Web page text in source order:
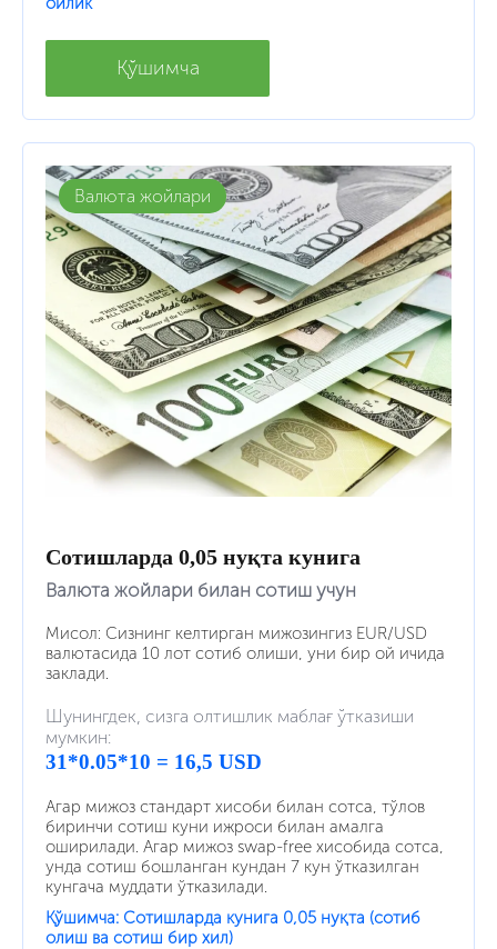
Қўшимча
Валюта жойлари
Сотишларда 0,05 нуқта кунига
Валюта жойлари билан сотиш учун
Мисол: Сизнинг келтирган мижозингиз EUR/USD
валютасида 10 лот сотиб олиши, уни бир ой ичида
заклади.
Шунингдек, сизга олтишлик маблағ ўтказиши
мумкин:
31*0.05*10 = 16,5 USD
Агар мижоз стандарт хисоби билан сотса, тўлов
биринчи сотиш куни ижроси билан амалга
оширилади. Агар мижоз swap-free хисобида сотса,
унда сотиш бошланган кундан 7 кун ўтказилган
кунгача муддати ўтказилади.
Қўшимча: Сотишларда кунига 0,05 нуқта (сотиб
олиш ва сотиш бир xил)